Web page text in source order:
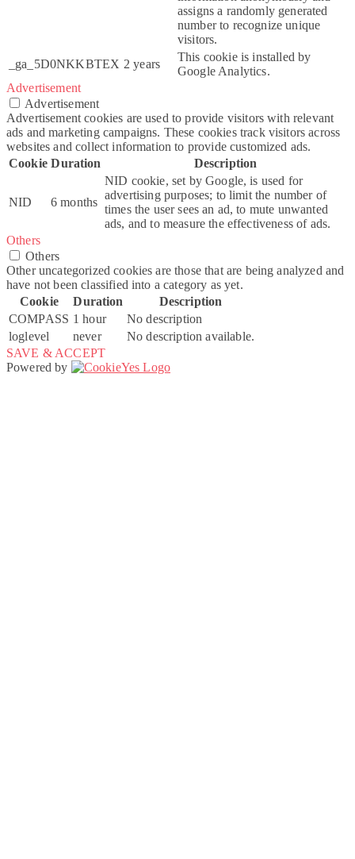
assigns a randomly generated
number to recognize unique
visitors.
_ga_5D0NKKBTEX 2 years
This cookie is installed by
Google Analytics.
Advertisement
Advertisement
Advertisement cookies are used to provide visitors with relevant
ads and marketing campaigns. These cookies track visitors across
websites and collect information to provide customized ads.
Cookie Duration Description
NID 6 months
NID cookie, set by Google, is used for
advertising purposes; to limit the number of
times the user sees an ad, to mute unwanted
ads, and to measure the effectiveness of ads.
Others
Others
Other uncategorized cookies are those that are being analyzed and
have not been classified into a category as yet.
Cookie
Duration
Description
COMPASS 1 hour
No description
loglevel
never
No description available.
SAVE & ACCEPT
Powered by